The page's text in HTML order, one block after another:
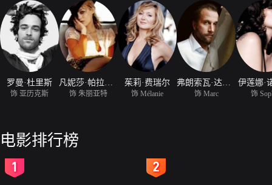
罗曼·杜里斯
饰 亚历克斯 饰 朱丽亚特
茱莉·费瑞尔
饰 Mélanie 饰 Marc
伊莲娜·
饰
电影排行榜